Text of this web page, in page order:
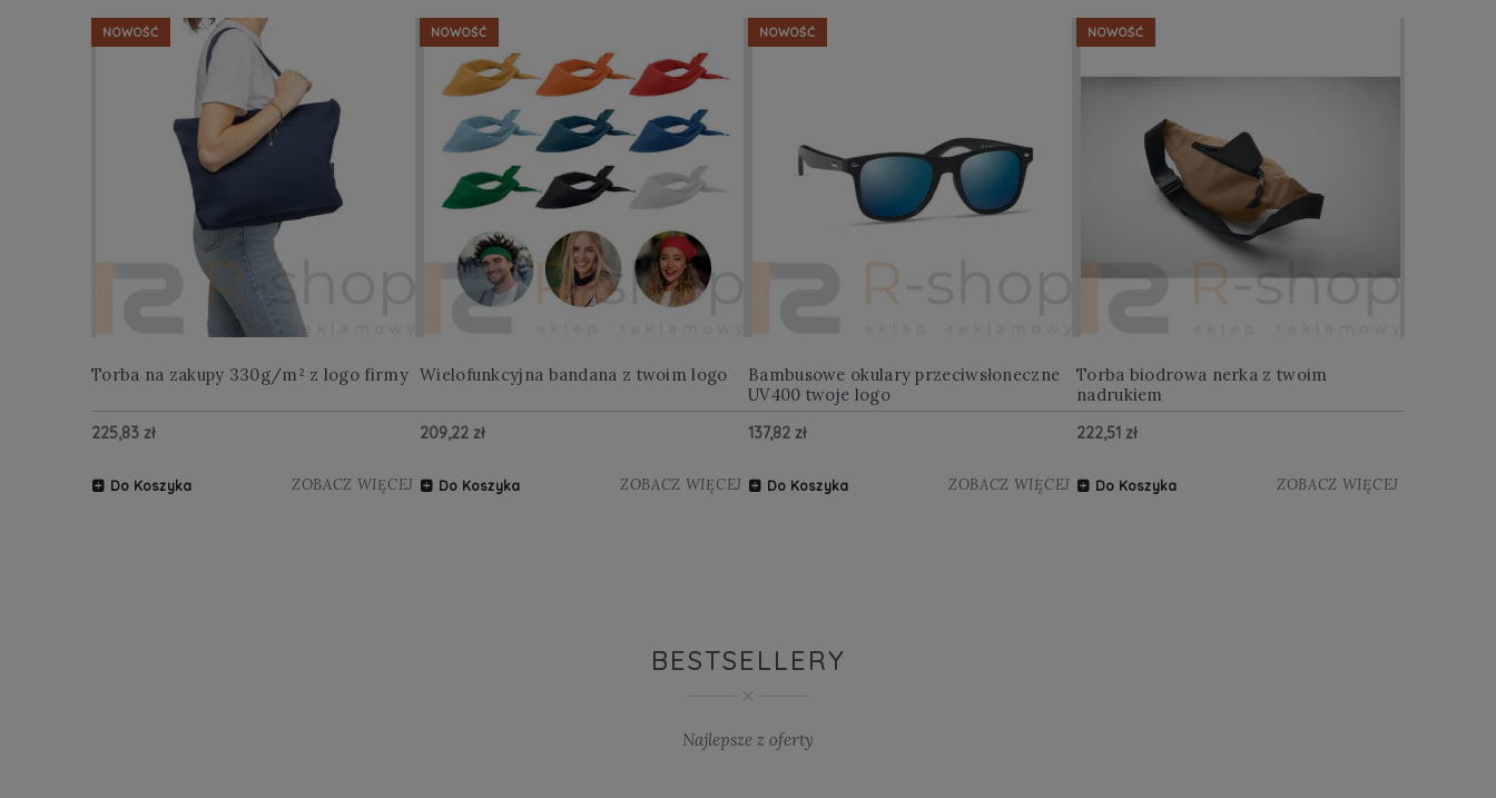
Torba na zakupy 330g/m² z logo firmy
225,83 zł
Do Koszyka ZOBACZ WIĘCEJ
NOWOŚĆ
Wielofunkcyjna bandana z twoim logo
209,22 zł
Do Koszyka ZOBACZ WIĘCEJ
NOWOŚĆ
Bambusowe okulary przeciwsłoneczne
UV400 twoje logo
137,82 zł
Do Koszyka ZOBACZ WIĘCEJ
NOWOŚĆ
Torba biodrowa nerka z twoim
nadrukiem
222,51 zł
Do Koszyka ZOBACZ WIĘCEJ
NOWOŚĆ
BESTSELLERY
Najlepsze z oferty